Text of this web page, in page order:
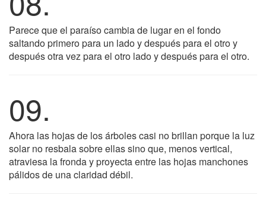
Parece que el paraíso cambia de lugar en el fondo
saltando primero para un lado y después para el otro y
después otra vez para el otro lado y después para el otro.
09.
Ahora las hojas de los árboles casi no brillan porque la luz
solar no resbala sobre ellas sino que, menos vertical,
atraviesa la fronda y proyecta entre las hojas manchones
pálidos de una claridad débil.